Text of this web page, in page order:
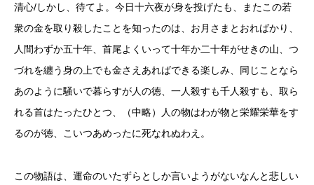
清心/しかし、待てよ。今日十六夜が身を投げたも、またこの若
衆の金を取り殺したことを知ったのは、お月さまとおればかり、
人間わずか五十年、首尾よくいって十年か二十年がせきの山、つ
づれを纏う身の上でも金さえあればできる楽しみ、同じことなら
あのように騒いで暮らすが人の徳、一人殺すも千人殺すも、取ら
れる首はたったひとつ、（中略）人の物はわが物と栄耀栄華をす
るのが徳、こいつあめったに死なれぬわえ。
この物語は、運命のいたずらとしか言いようがないなんと悲しい